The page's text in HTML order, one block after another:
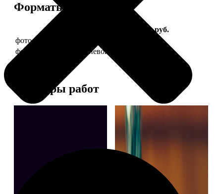
Форматы и цены
Цена, руб.
фото 30х40 в деревянной рамке
фото 30х40 в алюминиевой рамке
Примеры работ